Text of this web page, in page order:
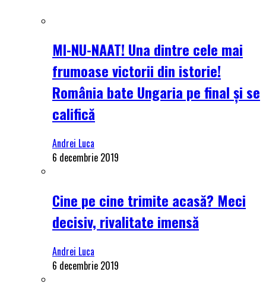
MI-NU-NAAT! Una dintre cele mai
frumoase victorii din istorie!
România bate Ungaria pe final și se
califică
Andrei Luca
6 decembrie 2019
Cine pe cine trimite acasă? Meci
decisiv, rivalitate imensă
Andrei Luca
6 decembrie 2019